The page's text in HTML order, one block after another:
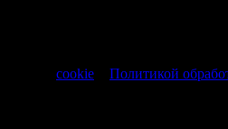
cookie Политикой